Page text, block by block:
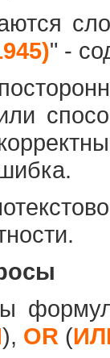
" -
), OR (